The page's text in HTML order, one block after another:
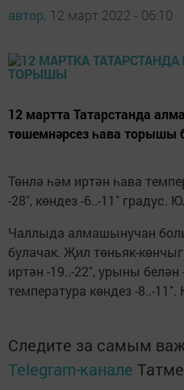
автор, 12 март 2022 - 06:10
12 мартта Татарстанда
төшемнәрсез һава торышы
Төнлә һәм иртән һава
-28˚, көндез -6..-11˚ градус.
Чаллыда алмашынучан
булачак. Җил төньяк-
иртән -19..-22˚, урыны
температура көндез -8..-
Следите за самым
Telegram-канале